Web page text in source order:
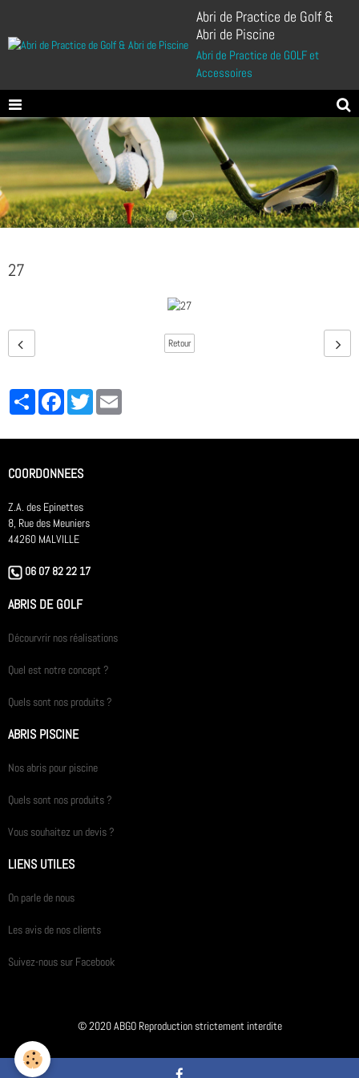
Abri de Practice de Golf &
Abri de Piscine
Abri de Practice de GOLF et
Accessoires
27
Retour
PartagerFacebookTwitter
COORDONNEES
Z.A. des Epinettes
8, Rue des Meuniers
44260 MALVILLE
06 07 82 22 17
ABRIS DE GOLF
Décourvrir nos réalisations
Quel est notre concept ?
Quels sont nos produits ?
ABRIS PISCINE
Nos abris pour piscine
Quels sont nos produits ?
Vous souhaitez un devis ?
LIENS UTILES
On parle de nous
Les avis de nos clients
Suivez-nous sur Facebook
© 2020 ABGO Reproduction strictement interdite